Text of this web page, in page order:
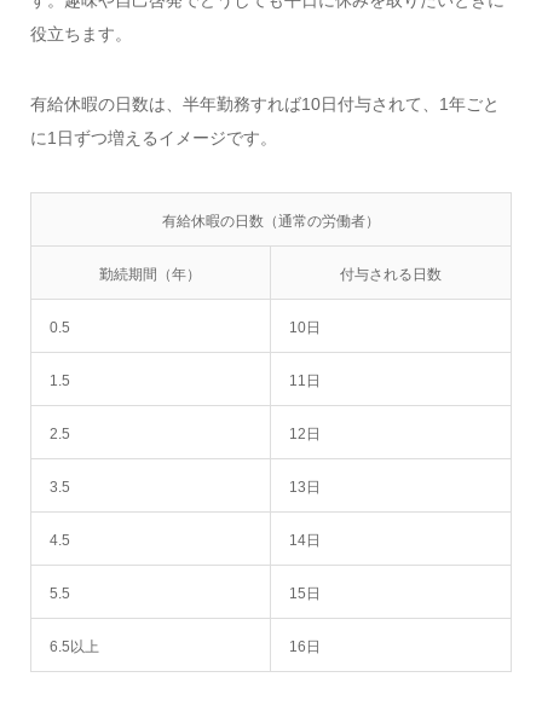
役立ちます。
有給休暇の日数は、半年勤務すれば10日付与されて、1年ごと
に1日ずつ増えるイメージです。
有給休暇の日数（通常の労働者）
勤続期間（年） 付与される日数
0.5 10日
1.5 11日
2.5 12日
3.5 13日
4.5 14日
5.5 15日
6.5以上 16日